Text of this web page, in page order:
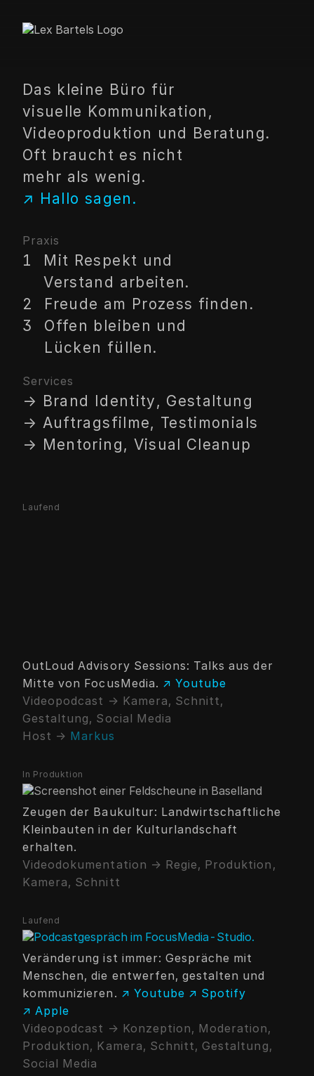
Das kleine Büro für
visuelle Kommunikation,
Videoproduktion und Beratung.
Oft braucht es nicht
mehr als wenig.
↗ Hallo sagen.
Praxis
Mit Respekt und
Verstand arbeiten.
Freude am Prozess finden.
Offen bleiben und
Lücken füllen.
Services
→ Brand Identity, Gestaltung
→ Auftragsfilme, Testimonials
→ Mentoring, Visual Cleanup
Laufend
OutLoud Advisory Sessions: Talks aus der
Mitte von FocusMedia. ↗ Youtube
Videopodcast → Kamera, Schnitt,
Gestaltung, Social Media
Host → Markus
In Produktion
Zeugen der Baukultur: Landwirtschaftliche
Kleinbauten in der Kulturlandschaft
erhalten.
Videodokumentation → Regie, Produktion,
Kamera, Schnitt
Laufend
Veränderung ist immer: Gespräche mit
Menschen, die entwerfen, gestalten und
kommunizieren. ↗ Youtube ↗ Spotify
↗ Apple
Videopodcast → Konzeption, Moderation,
Produktion, Kamera, Schnitt, Gestaltung,
Social Media